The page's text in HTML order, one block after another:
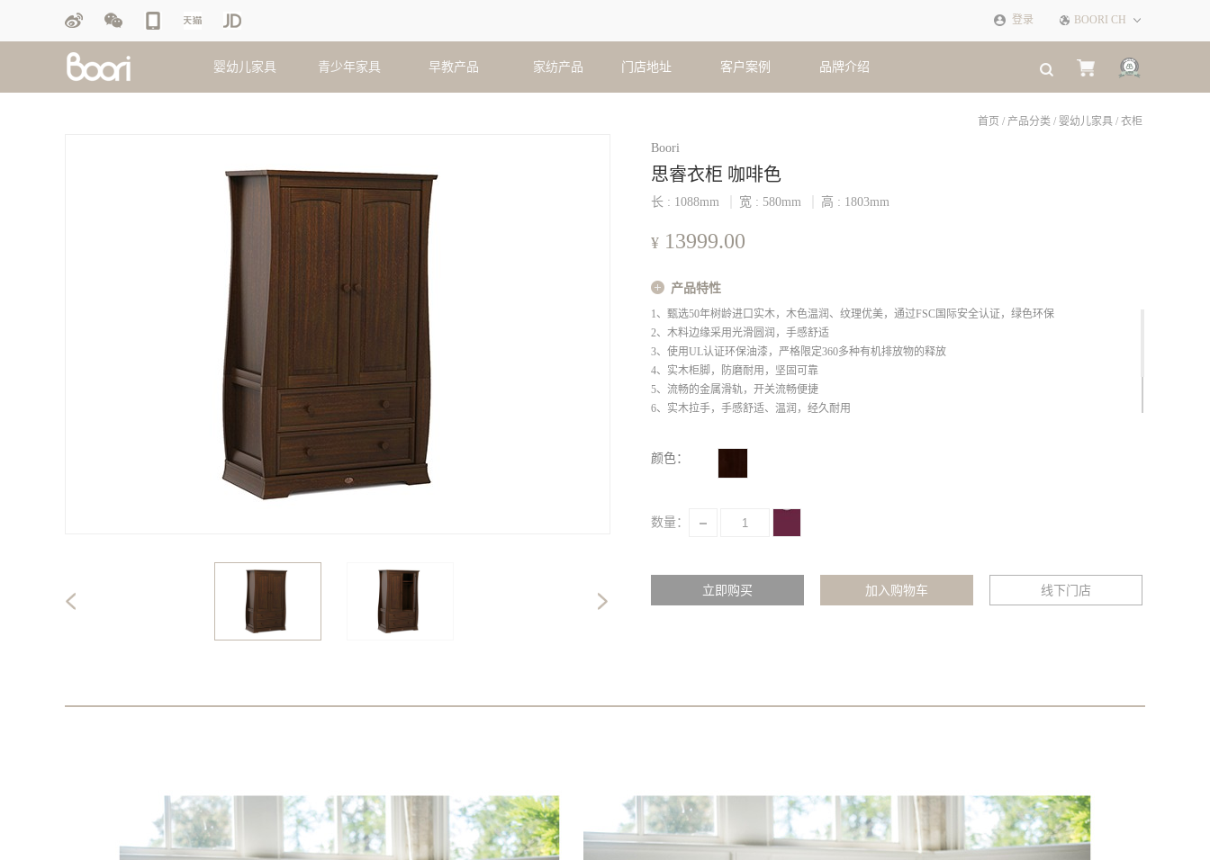
登录 BOORI CH
婴幼儿家具
护理台
玩具柜
移动睡篮
斗柜
床垫
青少年家具
双人床
单人床
学习游戏
斗柜
床垫
早教产品
画板
脚踏凳
早教桌椅
家纺产品
毛绒玩偶
床品套件
床笠
抱枕
被芯
×
门店地址 客户案例 品牌介绍
首页 / 产品分类 / 婴幼儿家具 / 衣柜
Boori
思睿衣柜 咖啡色
长 : 1088mm 宽 : 580mm 高 : 1803mm
¥ 13999.00
产品特性
1、甄选50年树龄进口实木，木色温润、纹理优美，通过FSC国际安全认证，绿色环保
2、木料边缘采用光滑圆润，手感舒适
3、使用UL认证环保油漆，严格限定360多种有机排放物的释放
4、实木柜脚，防磨耐用，坚固可靠
5、流畅的金属滑轨，开关流畅便捷
6、实木拉手，手感舒适、温润，经久耐用
8、紧密燕尾榫，无螺钉，坚固不易滑落
颜色：
数量：
线下门店